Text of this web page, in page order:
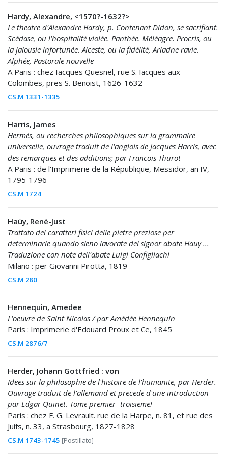
Hardy, Alexandre, <1570?-1632?>
Le theatre d'Alexandre Hardy, p. Contenant Didon, se sacrifiant.
Scédase, ou l'hospitalité violée. Panthée. Méléagre. Procris, ou
la jalousie infortunée. Alceste, ou la fidélité, Ariadne ravie.
Alphée, Pastorale nouvelle
A Paris : chez Iacques Quesnel, ruë S. Iacques aux
Colombes, pres S. Benoist, 1626-1632
CS.M 1331-1335
Harris, James
Hermès, ou recherches philosophiques sur la grammaire
universelle, ouvrage traduit de l'anglois de Jacques Harris, avec
des remarques et des additions; par Francois Thurot
A Paris : de l'Imprimerie de la République, Messidor, an IV,
1795-1796
CS.M 1724
Haüy, René-Just
Trattato dei caratteri fisici delle pietre preziose per
determinarle quando sieno lavorate del signor abate Hauy ...
Traduzione con note dell'abate Luigi Configliachi
Milano : per Giovanni Pirotta, 1819
CS.M 280
Hennequin, Amedee
L'oeuvre de Saint Nicolas / par Amédée Hennequin
Paris : Imprimerie d'Edouard Proux et Ce, 1845
CS.M 2876/7
Herder, Johann Gottfried : von
Idees sur la philosophie de l'histoire de l'humanite, par Herder.
Ouvrage traduit de l'allemand et precede d'une introduction
par Edgar Quinet. Tome premier -troisieme!
Paris : chez F. G. Levrault. rue de la Harpe, n. 81, et rue des
Juifs, n. 33, a Strasbourg, 1827-1828
CS.M 1743-1745 [Postillato]